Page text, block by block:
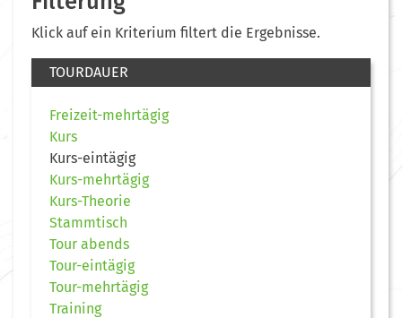
Klick auf ein Kriterium filtert die Ergebnisse.
TOURDAUER
Freizeit-mehrtägig
Kurs
Kurs-eintägig
Kurs-mehrtägig
Kurs-Theorie
Stammtisch
Tour abends
Tour-eintägig
Tour-mehrtägig
Training